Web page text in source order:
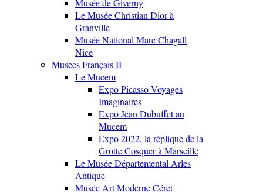
Musée de Giverny
Le Musée Christian Dior à
Granville
Musée National Marc Chagall
Nice
Musees Français II
Le Mucem
Expo Picasso Voyages
Imaginaires
Expo Jean Dubuffet au
Mucem
Expo 2022, la réplique de la
Grotte Cosquer à Marseille
Le Musée Départemental Arles
Antique
Musée Art Moderne Céret